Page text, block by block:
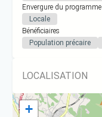
Envergure du programme
Locale
Bénéficiaires
Population précaire
LOCALISATION
+